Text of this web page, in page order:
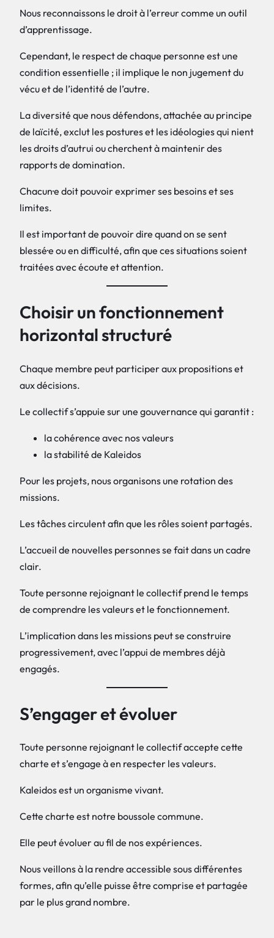
Nous reconnaissons le droit à l’erreur comme un outil
d’apprentissage.
Cependant, le respect de chaque personne est une
condition essentielle ; il implique le non jugement du
vécu et de l’identité de l’autre.
La diversité que nous défendons, attachée au principe
de laïcité, exclut les postures et les idéologies qui nient
les droits d’autrui ou cherchent à maintenir des
rapports de domination.
Chacun·e doit pouvoir exprimer ses besoins et ses
limites.
Il est important de pouvoir dire quand on se sent
blessé·e ou en difficulté, afin que ces situations soient
traitées avec écoute et attention.
Choisir un fonctionnement
horizontal structuré
Chaque membre peut participer aux propositions et
aux décisions.
Le collectif s’appuie sur une gouvernance qui garantit :
la cohérence avec nos valeurs
la stabilité de Kaleidos
Pour les projets, nous organisons une rotation des
missions.
Les tâches circulent afin que les rôles soient partagés.
L’accueil de nouvelles personnes se fait dans un cadre
clair.
Toute personne rejoignant le collectif prend le temps
de comprendre les valeurs et le fonctionnement.
L’implication dans les missions peut se construire
progressivement, avec l’appui de membres déjà
engagés.
S’engager et évoluer
Toute personne rejoignant le collectif accepte cette
charte et s’engage à en respecter les valeurs.
Kaleidos est un organisme vivant.
Cette charte est notre boussole commune.
Elle peut évoluer au fil de nos expériences.
Nous veillons à la rendre accessible sous différentes
formes, afin qu’elle puisse être comprise et partagée
par le plus grand nombre.